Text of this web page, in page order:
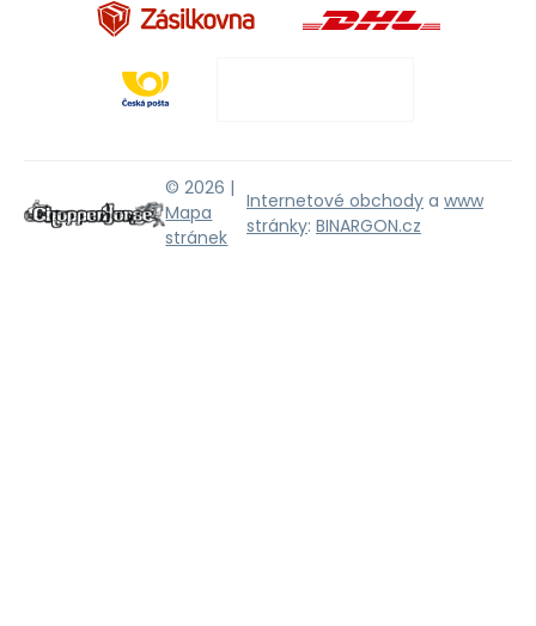
© 2026 |
Mapa
stránek
Internetové obchody a www
stránky: BINARGON.cz